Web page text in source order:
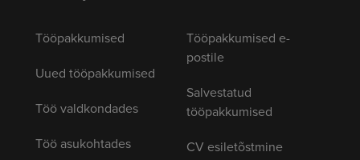
Tööpakkumised
Uued tööpakkumised
Töö valdkondades
Töö asukohtades
Tööpakkumised e-
postile
Salvestatud
tööpakkumised
CV esiletõstmine